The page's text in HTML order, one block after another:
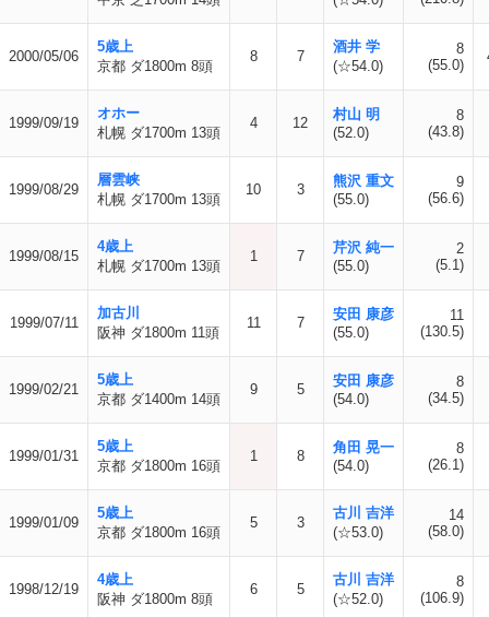
2000/05/06
5歳上
京都 ダ1800m 8頭
8 7
酒井 学
(☆54.0)
8
(55.0)
1999/09/19
オホー
札幌 ダ1700m 13頭
4 12
村山 明
(52.0)
8
(43.8)
1999/08/29
層雲峡
札幌 ダ1700m 13頭
10 3
熊沢 重文
(55.0)
9
(56.6)
1999/08/15
4歳上
札幌 ダ1700m 13頭
1 7
芹沢 純一
(55.0)
2
(5.1)
1999/07/11
加古川
阪神 ダ1800m 11頭
11 7
安田 康彦
(55.0)
11
(130.5)
1999/02/21
5歳上
京都 ダ1400m 14頭
9 5
安田 康彦
(54.0)
8
(34.5)
1999/01/31
5歳上
京都 ダ1800m 16頭
1 8
角田 晃一
(54.0)
8
(26.1)
1999/01/09
5歳上
京都 ダ1800m 16頭
5 3
古川 吉洋
(☆53.0)
14
(58.0)
1998/12/19
4歳上
阪神 ダ1800m 8頭
6 5
古川 吉洋
(☆52.0)
8
(106.9)